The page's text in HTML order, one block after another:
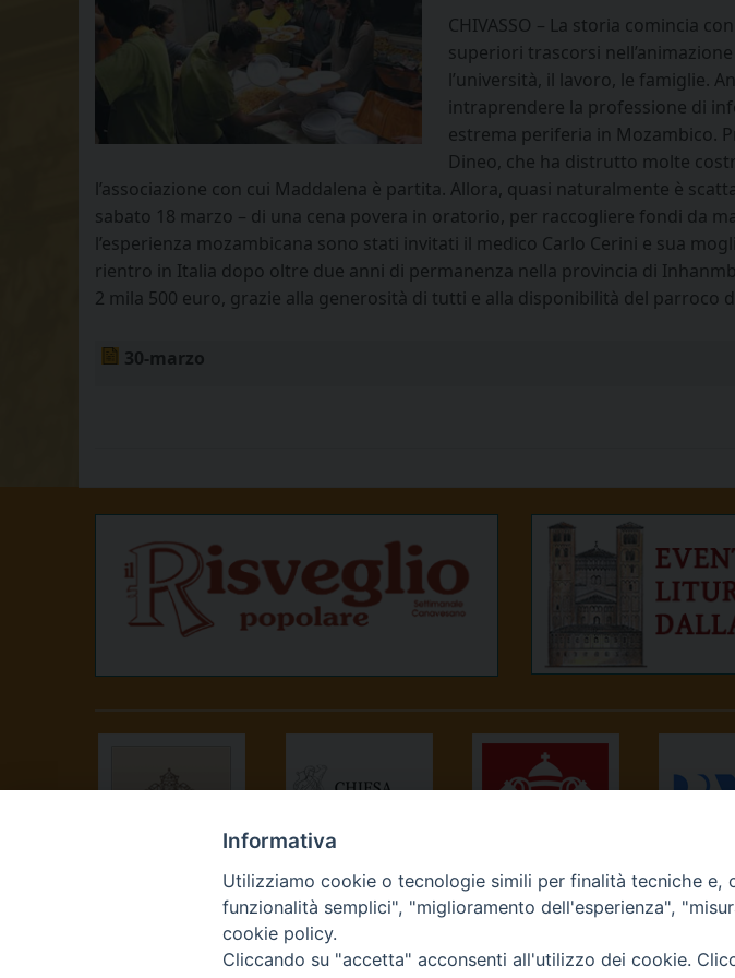
CHIVASSO – La storia comincia
superiori trascorsi
l’università, il lavoro, le famiglie.
intraprendere la professione di
estrema periferia in Mozambico.
Dineo, che ha distrutto molte
l’associazione con cui Maddalena è partita. Allora, quasi naturalmente è
sabato 18 marzo – di una cena povera in oratorio, per raccogliere fondi da
l’esperienza mozambicana sono stati invitati il medico Carlo Cerini e sua
rientro in Italia dopo oltre due anni di permanenza nella provincia di
2 mila 500 euro, grazie alla generosità di tutti e alla disponibilità del parroco
30-marzo
CONFERENZA
EPISCOPALE
ITALIANA
NEWS.VA RADIO
Informativa
Utilizziamo cookie o tecnologie simili per finalità tecniche
funzionalità semplici", "miglioramento dell'esperienza",
cookie policy.
Cliccando su "accetta" acconsenti all'utilizzo dei cookie.